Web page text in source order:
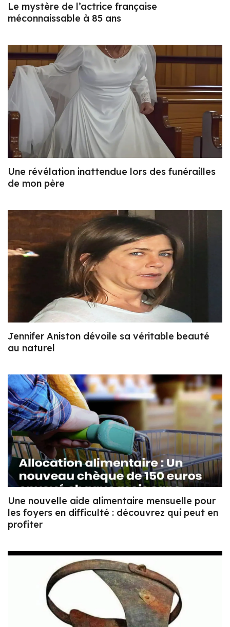
Le mystère de l’actrice française
méconnaissable à 85 ans
Une révélation inattendue lors des funérailles
de mon père
Jennifer Aniston dévoile sa véritable beauté
au naturel
Une nouvelle aide alimentaire mensuelle pour
les foyers en difficulté : découvrez qui peut en
profiter